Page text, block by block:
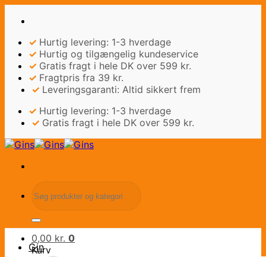
✓ Hurtig levering: 1-3 hverdage
✓ Hurtig og tilgængelig kundeservice
✓ Gratis fragt i hele DK over 599 kr.
✓ Fragtpris fra 39 kr.
✓ Leveringsgaranti: Altid sikkert frem
✓ Hurtig levering: 1-3 hverdage
✓ Gratis fragt i hele DK over 599 kr.
efter:
0,00 kr. 0
Kurv
Gin